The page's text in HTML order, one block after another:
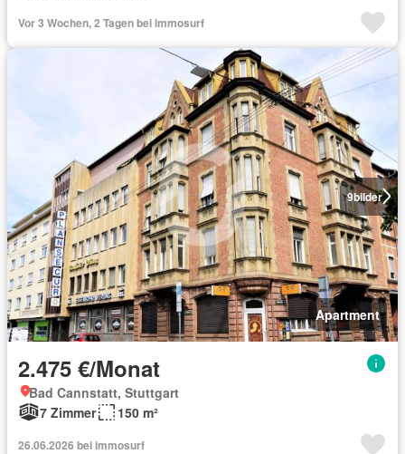
Vor 3 Wochen, 2 Tagen bei immosurf
9bilder
Apartment
2.475 €/Monat
Bad Cannstatt, Stuttgart
7 Zimmer
150 m²
26.06.2026 bei immosurf